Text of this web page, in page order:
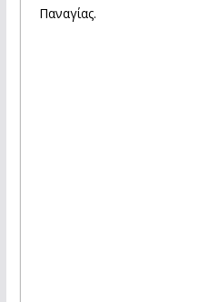
Παναγίας.